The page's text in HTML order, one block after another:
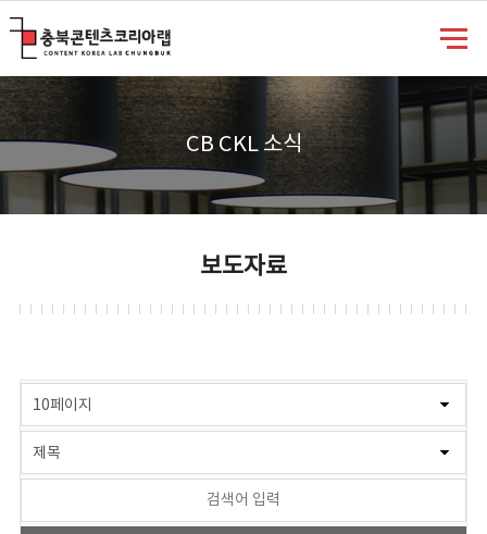
CB CKL 소식
보도자료